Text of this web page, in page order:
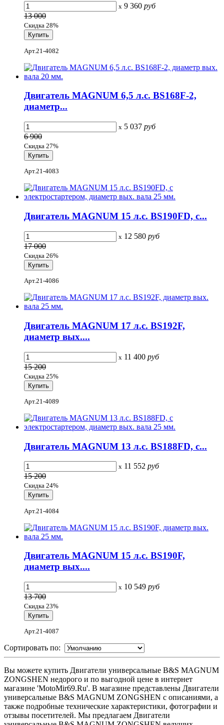
x 9 360 руб
13 000
Скидка 28%
Арт.21-4082
Двигатель MAGNUM 6,5 л.с. BS168F-2,
диаметр...
x 5 037 руб
6 900
Скидка 27%
Арт.21-4083
Двигатель MAGNUM 15 л.с. BS190FD, c...
x 12 580 руб
17 000
Скидка 26%
Арт.21-4086
Двигатель MAGNUM 17 л.с. BS192F,
диаметр вых....
x 11 400 руб
15 200
Скидка 25%
Арт.21-4089
Двигатель MAGNUM 13 л.с. BS188FD, с...
x 11 552 руб
15 200
Скидка 24%
Арт.21-4084
Двигатель MAGNUM 15 л.с. BS190F,
диаметр вых....
x 10 549 руб
13 700
Скидка 23%
Арт.21-4087
Сортировать по:
Вы можете купить Двигатели универсальные B&S MAGNUM
ZONGSHEN недорого и по выгодной цене в интернет
магазине 'MotoMir69.Ru'. В магазине представлены Двигатели
универсальные B&S MAGNUM ZONGSHEN с описаниями, а
также подробные технические характеристики, фотографии и
отзывы посетителей. Мы предлагаем Двигатели